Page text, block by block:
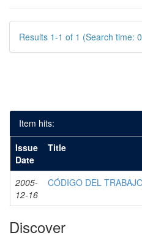
Results 1-1 of 1 (Search time:
Item hits:
Issue
Date
Title
2005-
12-16
CÓDIGO DEL
Discover